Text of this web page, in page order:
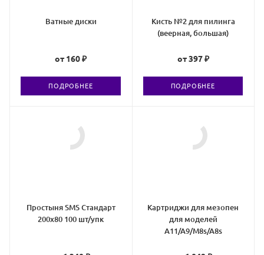
Ватные диски
от 160 ₽
ПОДРОБНЕЕ
Кисть №2 для пилинга
(веерная, большая)
от397 ₽
ПОДРОБНЕЕ
Простыня SMS Стандарт
200х80 100 шт/упк
Картриджи для мезопен
для моделей
A11/A9/M8s/A8s